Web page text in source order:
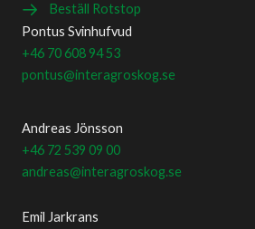
Beställ Rotstop
Pontus Svinhufvud
+46 70 608 94 53
pontus@interagroskog.se
Andreas Jönsson
+46 72 539 09 00
andreas@interagroskog.se
Emil Jarkrans